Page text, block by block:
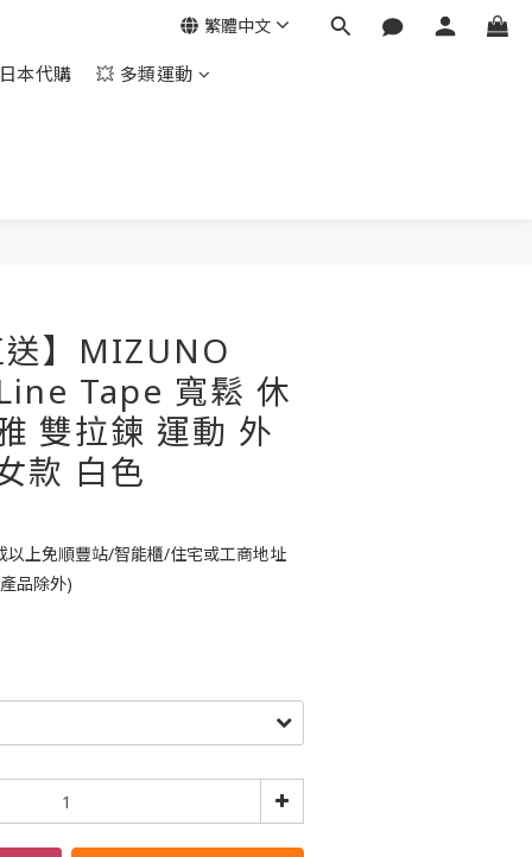
本代購 💥 多類運動
繁體中文
】MIZUNO
Tape 寬鬆 休
雙拉鍊 運動 外
款 白色
以上免順豐站/智能櫃/住宅或工商地址
品除外)